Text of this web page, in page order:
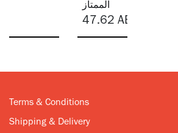
الممتاز
47.62 AED
Terms & Conditions
Shipping & Delivery